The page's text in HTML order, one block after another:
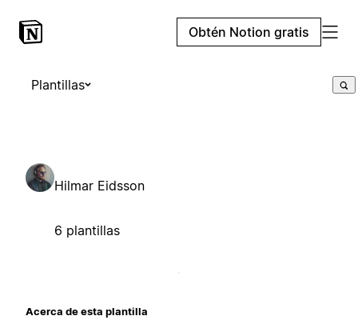
Obtén Notion gratis
Plantillas
Hilmar Eidsson
6 plantillas
Acerca de esta plantilla